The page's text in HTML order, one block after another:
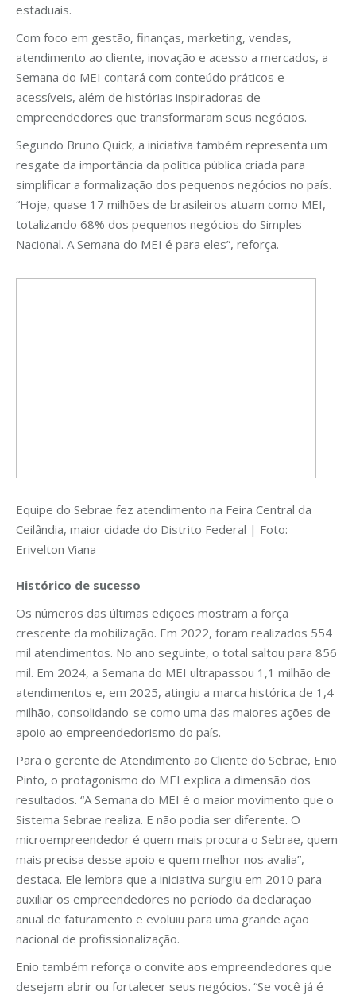
estaduais.
Com foco em gestão, finanças, marketing, vendas,
atendimento ao cliente, inovação e acesso a mercados, a
Semana do MEI contará com conteúdo práticos e
acessíveis, além de histórias inspiradoras de
empreendedores que transformaram seus negócios.
Segundo Bruno Quick, a iniciativa também representa um
resgate da importância da política pública criada para
simplificar a formalização dos pequenos negócios no país.
“Hoje, quase 17 milhões de brasileiros atuam como MEI,
totalizando 68% dos pequenos negócios do Simples
Nacional. A Semana do MEI é para eles”, reforça.
Equipe do Sebrae fez atendimento na Feira Central da
Ceilândia, maior cidade do Distrito Federal | Foto:
Erivelton Viana
Histórico de sucesso
Os números das últimas edições mostram a força
crescente da mobilização. Em 2022, foram realizados 554
mil atendimentos. No ano seguinte, o total saltou para 856
mil. Em 2024, a Semana do MEI ultrapassou 1,1 milhão de
atendimentos e, em 2025, atingiu a marca histórica de 1,4
milhão, consolidando-se como uma das maiores ações de
apoio ao empreendedorismo do país.
Para o gerente de Atendimento ao Cliente do Sebrae, Enio
Pinto, o protagonismo do MEI explica a dimensão dos
resultados. “A Semana do MEI é o maior movimento que o
Sistema Sebrae realiza. E não podia ser diferente. O
microempreendedor é quem mais procura o Sebrae, quem
mais precisa desse apoio e quem melhor nos avalia”,
destaca. Ele lembra que a iniciativa surgiu em 2010 para
auxiliar os empreendedores no período da declaração
anual de faturamento e evoluiu para uma grande ação
nacional de profissionalização.
Enio também reforça o convite aos empreendedores que
desejam abrir ou fortalecer seus negócios. “Se você já é